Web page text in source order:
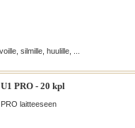
silmille, huulille, ...
PRO - 20 kpl
laitteeseen